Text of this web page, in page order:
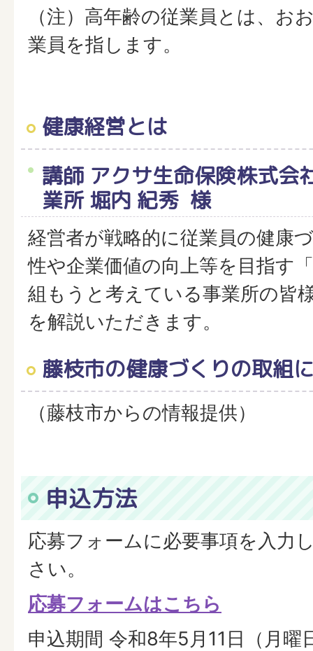
（注）高年齢の従業員とは、お
業員を指します。
健康経営とは
講師 アクサ生命保険株式会
業所 堀内 紀秀 様
経営者が戦略的に従業員の健康
性や企業価値の向上等を目指す
組もうと考えている事業所の皆
を解説いただきます。
藤枝市の健康づくりの取組
（藤枝市からの情報提供）
申込方法
応募フォームに必要事項を入力
さい。
応募フォームはこちら
申込期間 令和8年5月11日（月曜